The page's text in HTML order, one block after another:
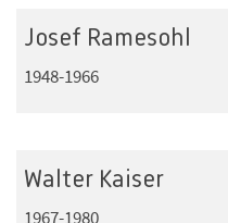
Josef Ramesohl
1948-1966
Walter Kaiser
1967-1980